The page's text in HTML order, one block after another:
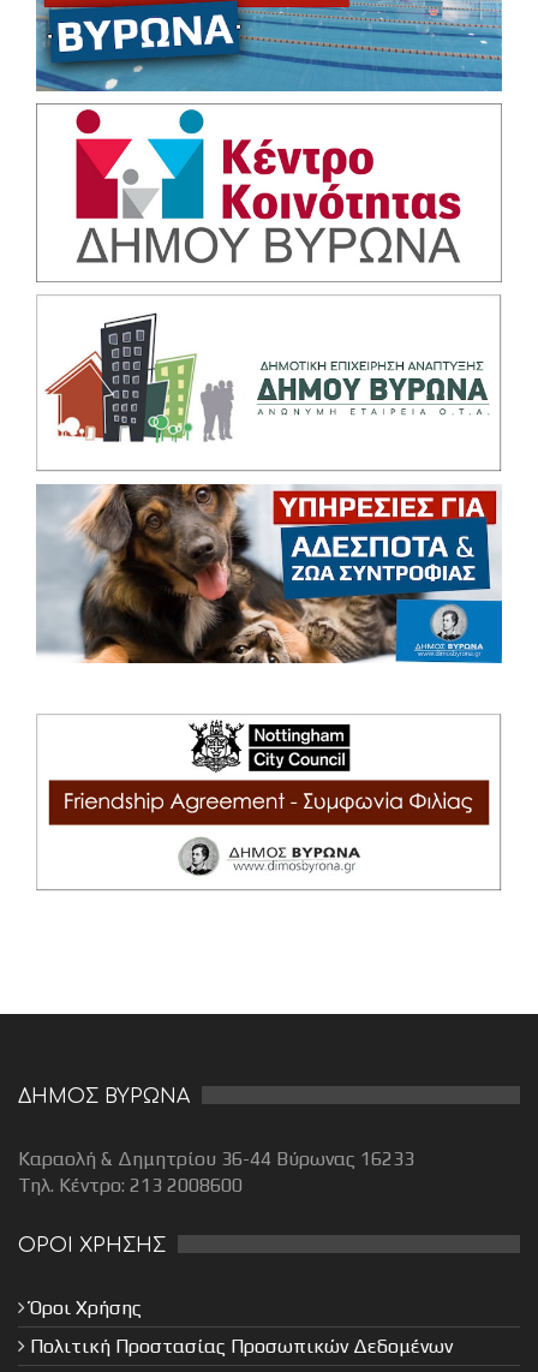
ΔΗΜΟΣ ΒΥΡΩΝΑ
Καραολή & Δημητρίου 36-44 Βύρωνας 16233
Τηλ. Κέντρο: 213 2008600
ΟΡΟΙ ΧΡΗΣΗΣ
Όροι Χρήσης
Πολιτική Προστασίας Προσωπικών Δεδομένων